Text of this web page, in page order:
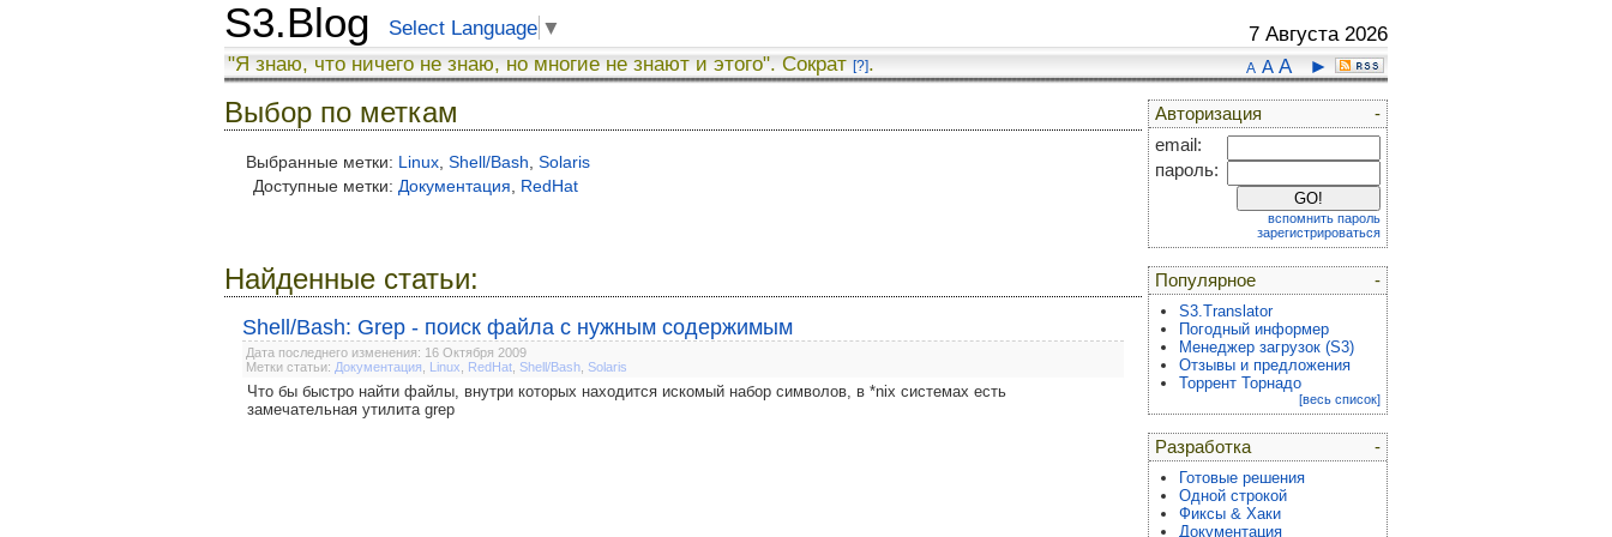
S3.Blog Select Language ▼ 7 Августа 2026
A A A ►
"Я знаю, что ничего не знаю, но многие не знают и этого". Сократ [?].
Выбор по меткам
Выбранные метки: Linux Shell/Bash Solaris
Доступные метки: Документация RedHat
Найденные статьи:
Shell/Bash: Grep - поиск файла с нужным содержимым
Дата последнего изменения: 16 Октября 2009
Метки статьи: Документация Linux RedHat Shell/Bash Solaris
Что бы быстро найти файлы, внутри которых находится искомый набор символов, в *nix системах есть
замечательная утилита grep
-
Авторизация
email:
пароль:
вспомнить пароль
зарегистрироваться
-
Популярное
S3.Translator
Погодный информер
Менеджер загрузок (S3)
Отзывы и предложения
Торрент Торнадо
[весь список]
-
Разработка
Готовые решения
Одной строкой
Фиксы & Хаки
Документация